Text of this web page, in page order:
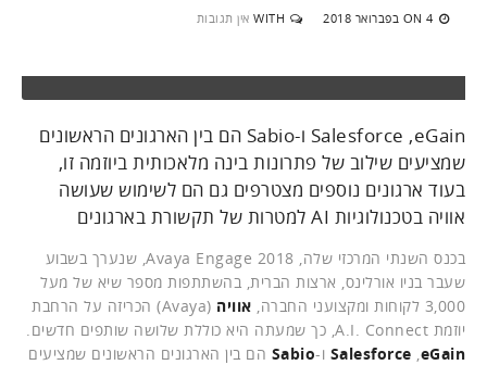
ON 4 בפברואר 2018 WITH אין תגובות
Salesforce ,eGain ו-Sabio הם בין הארגונים הראשונים
שמציעים שילוב של פתרונות בינה מלאכותית ביוזמה זו,
בעוד ארגונים נוספים מצטרפים גם הם לשימוש שעושה
אוויה בטכנולוגיות AI למטרות של תקשורת בארגונים
בכנס השנתי המרכזי שלה, Avaya Engage 2018, שנערך בשבוע
שעבר בניו אורלינס, ארצות הברית, בהשתתפות מספר שיא של מעל
3,000 לקוחות ומקצועני החברה,
אוויה
(Avaya) הכריזה על הרחבת
יוזמת A.I. Connect, כך שמעתה היא כוללת שלושה שותפים חדשים.
Salesforce ,eGain ו-Sabio הם בין הארגונים הראשונים שמציעים